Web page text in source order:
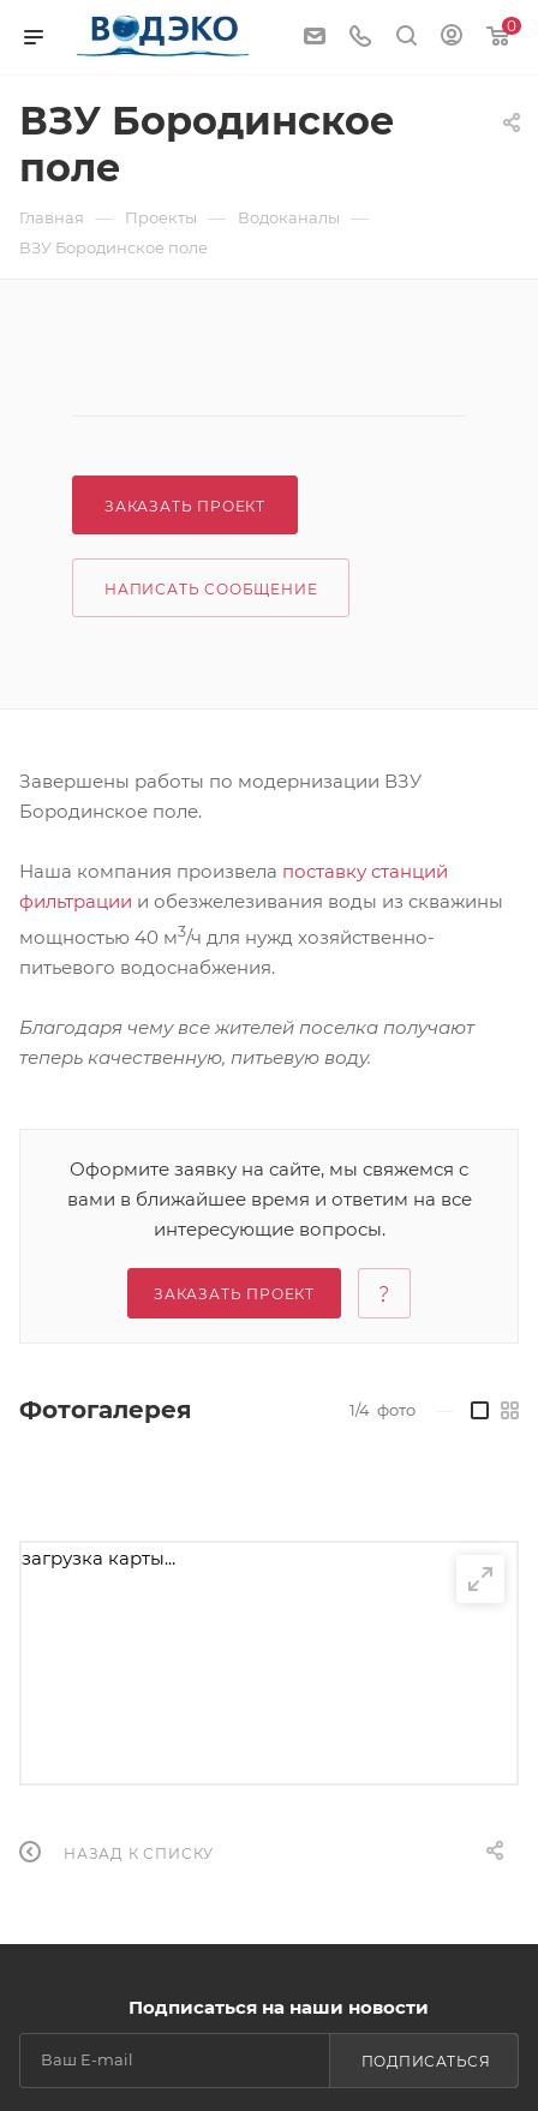
0
ВЗУ Бородинское
поле
Главная — Проекты — Водоканалы —
ВЗУ Бородинское поле
ЗАКАЗАТЬ ПРОЕКТ
НАПИСАТЬ СООБЩЕНИЕ
Завершены работы по модернизации ВЗУ
Бородинское поле.
Наша компания произвела поставку станций
фильтрации и обезжелезивания воды из скважины
мощностью 40 м3/ч для нужд хозяйственно-
питьевого водоснабжения.
Благодаря чему все жителей поселка получают
теперь качественную, питьевую воду.
Оформите заявку на сайте, мы свяжемся с
вами в ближайшее время и ответим на все
интересующие вопросы.
ЗАКАЗАТЬ ПРОЕКТ
Фотогалерея 1/4 фото
загрузка карты...
НАЗАД К СПИСКУ
Подписаться на наши новости
ПОДПИСАТЬСЯ